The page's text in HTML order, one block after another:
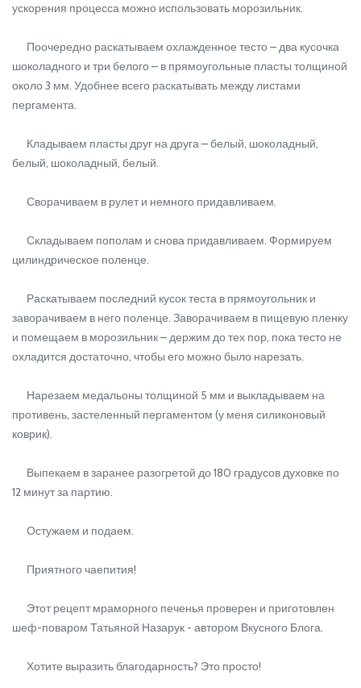
ускорения процесса можно использовать морозильник.
Поочередно раскатываем охлажденное тесто – два кусочка
шоколадного и три белого – в прямоугольные пласты толщиной
около 3 мм. Удобнее всего раскатывать между листами
пергамента.
Кладываем пласты друг на друга – белый, шоколадный,
белый, шоколадный, белый.
Сворачиваем в рулет и немного придавливаем.
Складываем пополам и снова придавливаем. Формируем
цилиндрическое поленце.
Раскатываем последний кусок теста в прямоугольник и
заворачиваем в него поленце. Заворачиваем в пищевую пленку
и помещаем в морозильник – держим до тех пор, пока тесто не
охладится достаточно, чтобы его можно было нарезать.
Нарезаем медальоны толщиной 5 мм и выкладываем на
противень, застеленный пергаментом (у меня силиконовый
коврик).
Выпекаем в заранее разогретой до 180 градусов духовке по
12 минут за партию.
Остужаем и подаем.
Приятного чаепития!
Этот рецепт мраморного печенья проверен и приготовлен
шеф-поваром Татьяной Назарук - автором Вкусного Блога.
Хотите выразить благодарность? Это просто!